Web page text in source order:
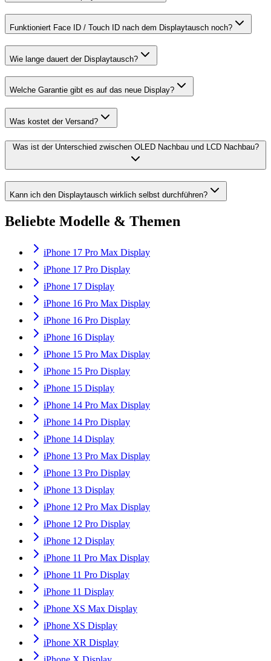
Funktioniert Face ID / Touch ID nach dem Displaytausch noch?
Wie lange dauert der Displaytausch?
Welche Garantie gibt es auf das neue Display?
Was kostet der Versand?
Was ist der Unterschied zwischen OLED Nachbau und LCD Nachbau?
Kann ich den Displaytausch wirklich selbst durchführen?
Beliebte Modelle & Themen
iPhone 17 Pro Max Display
iPhone 17 Pro Display
iPhone 17 Display
iPhone 16 Pro Max Display
iPhone 16 Pro Display
iPhone 16 Display
iPhone 15 Pro Max Display
iPhone 15 Pro Display
iPhone 15 Display
iPhone 14 Pro Max Display
iPhone 14 Pro Display
iPhone 14 Display
iPhone 13 Pro Max Display
iPhone 13 Pro Display
iPhone 13 Display
iPhone 12 Pro Max Display
iPhone 12 Pro Display
iPhone 12 Display
iPhone 11 Pro Max Display
iPhone 11 Pro Display
iPhone 11 Display
iPhone XS Max Display
iPhone XS Display
iPhone XR Display